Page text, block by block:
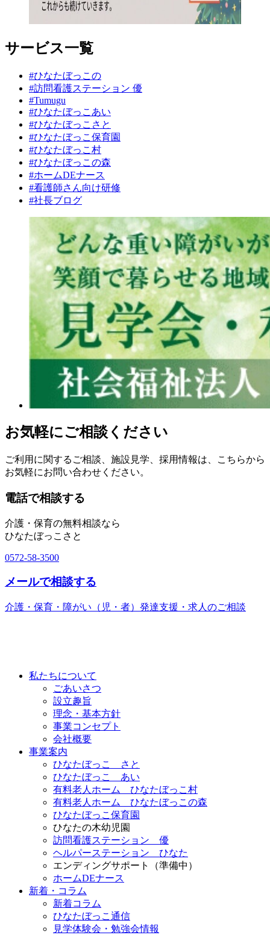
サービス一覧
#ひなたぼっこの
#訪問看護ステーション 優
#Tumugu
#ひなたぼっこあい
#ひなたぼっこさと
#ひなたぼっこ保育園
#ひなたぼっこ村
#ひなたぼっこの森
#ホームDEナース
#看護師さん向け研修
#社長ブログ
お気軽にご相談ください
ご利用に関するご相談、施設見学、採用情報は、こちらから
お気軽にお問い合わせください。
電話で相談する
介護・保育の無料相談なら
ひなたぼっこさと
0572-58-3500
メールで相談する
介護・保育・障がい（児・者）発達支援・求人のご相談
私たちについて
ごあいさつ
設立趣旨
理念・基本方針
事業コンセプト
会社概要
事業案内
ひなたぼっこ さと
ひなたぼっこ あい
有料老人ホーム ひなたぼっこ村
有料老人ホーム ひなたぼっこの森
ひなたぼっこ保育園
ひなたの木幼児園
訪問看護ステーション 優
ヘルパーステーション ひなた
エンディングサポート（準備中）
ホームDEナース
新着・コラム
新着コラム
ひなたぼっこ通信
見学体験会・勉強会情報